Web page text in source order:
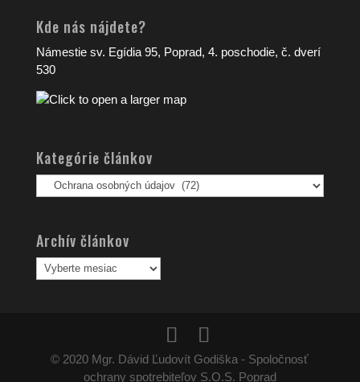
Kde nás nájdete?
Námestie sv. Egídia 95, Poprad, 4. poschodie, č. dverí
530
Kategórie článkov
Kategórie
článkov
Archív článkov
Archív
článkov
© 2020 Mgr. Dávid Ľudovít Godiška - Spoločnosť
ochrany spotrebiteľov S.O.S. Poprad